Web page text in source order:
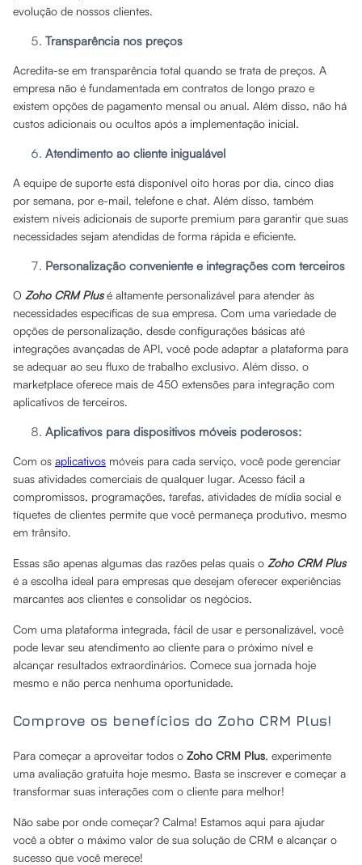
evolução de nossos clientes.
Transparência nos preços
Acredita-se em transparência total quando se trata de preços. A
empresa não é fundamentada em contratos de longo prazo e
existem opções de pagamento mensal ou anual. Além disso, não há
custos adicionais ou ocultos após a implementação inicial.
Atendimento ao cliente inigualável
A equipe de suporte está disponível oito horas por dia, cinco dias
por semana, por e-mail, telefone e chat. Além disso, também
existem níveis adicionais de suporte premium para garantir que suas
necessidades sejam atendidas de forma rápida e eficiente.
Personalização conveniente e integrações com terceiros
O Zoho CRM Plusé altamente personalizável para atender às
necessidades específicas de sua empresa. Com uma variedade de
opções de personalização, desde configurações básicas até
integrações avançadas de API, você pode adaptar a plataforma para
se adequar ao seu fluxo de trabalho exclusivo. Além disso, o
marketplace oferece mais de 450 extensões para integração com
aplicativos de terceiros.
Aplicativos para dispositivos móveis poderosos:
Com os aplicativos móveis para cada serviço, você pode gerenciar
suas atividades comerciais de qualquer lugar. Acesso fácil a
compromissos, programações, tarefas, atividades de mídia social e
tíquetes de clientes permite que você permaneça produtivo, mesmo
em trânsito.
Essas são apenas algumas das razões pelas quais o Zoho CRM Plus
é a escolha ideal para empresas que desejam oferecer experiências
marcantes aos clientes e consolidar os negócios.
Com uma plataforma integrada, fácil de usar e personalizável, você
pode levar seu atendimento ao cliente para o próximo nível e
alcançar resultados extraordinários. Comece sua jornada hoje
mesmo e não perca nenhuma oportunidade.
Comprove os benefícios do Zoho CRM Plus!
Para começar a aproveitar todos o Zoho CRM Plus, experimente
uma avaliação gratuita hoje mesmo. Basta se inscrever e começar a
transformar suas interações com o cliente para melhor!
Não sabe por onde começar? Calma! Estamos aqui para ajudar
você a obter o máximo valor de sua solução de CRM e alcançar o
sucesso que você merece!